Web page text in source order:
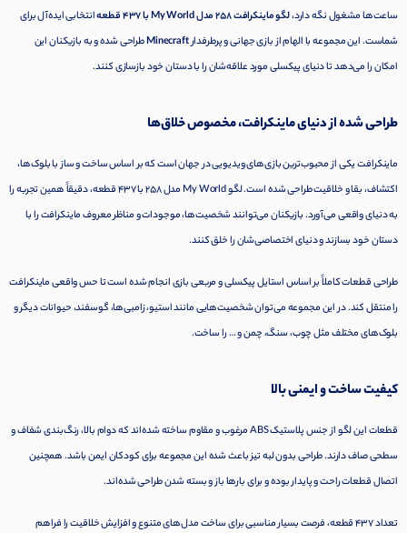
ساعت‌ها مشغول نگه دارد،لگو ماینکرافت 258 مدل My World با 437 قطعه
انتخابی ایده‌آل برای
شماست. این مجموعه با الهام از بازی جهانی و پرطرفدارMinecraftطراحی شده و به بازیکنان این
امکان را می‌دهد تا دنیای پیکسلی مورد علاقه‌شان را با دستان خود بازسازی کنند.
طراحی شده از دنیای ماینکرافت، مخصوص خلاق‌ها
ماینکرافت یکی از محبوب‌ترین بازی‌های ویدیویی در جهان است که بر اساس ساخت و ساز با بلوک‌ها،
اکتشاف، بقا و خلاقیت طراحی شده است. لگو My World مدل 258 با 437 قطعه، دقیقاً همین تجربه را
به دنیای واقعی می‌آورد. بازیکنان می‌توانند شخصیت‌ها، موجودات و مناظر معروف ماینکرافت را با
دستان خود بسازند و دنیای اختصاصی‌شان را خلق کنند.
طراحی قطعات کاملاً بر اساس استایل پیکسلی و مربعی بازی انجام شده است تا حس واقعی ماینکرافت
را منتقل کند. در این مجموعه می‌توان شخصیت‌هایی مانند استیو، زامبی‌ها، گوسفند، حیوانات دیگر و
بلوک‌های مختلف مثل چوب، سنگ، چمن و … را ساخت.
کیفیت ساخت و ایمنی بالا
قطعات این لگو از جنس پلاستیک ABS مرغوب و مقاوم ساخته شده‌اند که دوام بالا، رنگ‌بندی شفاف و
سطحی صاف دارند. طراحی بدون لبه تیز باعث شده این مجموعه برای کودکان ایمن باشد. همچنین
اتصال قطعات راحت و پایدار بوده و برای بارها باز و بسته شدن طراحی شده‌اند.
تعداد 437 قطعه، فرصت بسیار مناسبی برای ساخت مدل‌های متنوع و افزایش خلاقیت را فراهم